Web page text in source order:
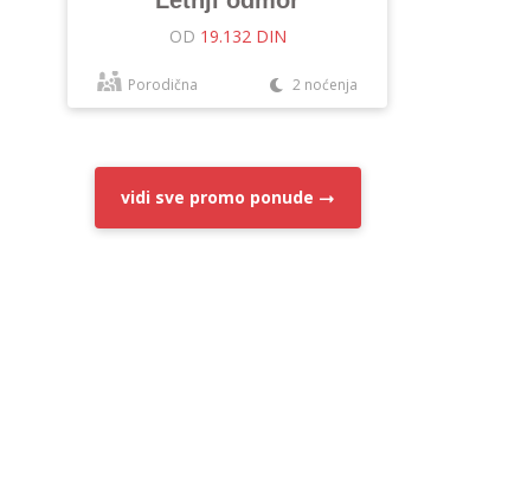
OD 19.132 DIN
Porodična 2 noćenja
vidi sve promo ponude